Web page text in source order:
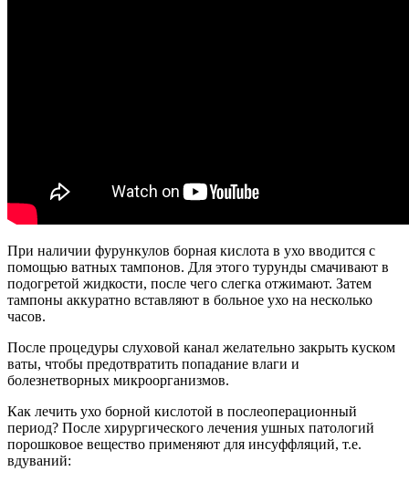
При наличии фурункулов борная кислота в ухо вводится с
помощью ватных тампонов. Для этого турунды смачивают в
подогретой жидкости, после чего слегка отжимают. Затем
тампоны аккуратно вставляют в больное ухо на несколько
часов.
После процедуры слуховой канал желательно закрыть куском
ваты, чтобы предотвратить попадание влаги и
болезнетворных микроорганизмов.
Как лечить ухо борной кислотой в послеоперационный
период? После хирургического лечения ушных патологий
порошковое вещество применяют для инсуффляций, т.е.
вдуваний: